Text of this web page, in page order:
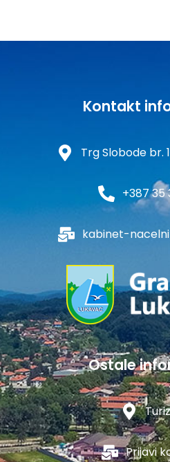
Kontakt
Trg Slobode br.
+387 35
kabinet-
Ostale
Prijavi